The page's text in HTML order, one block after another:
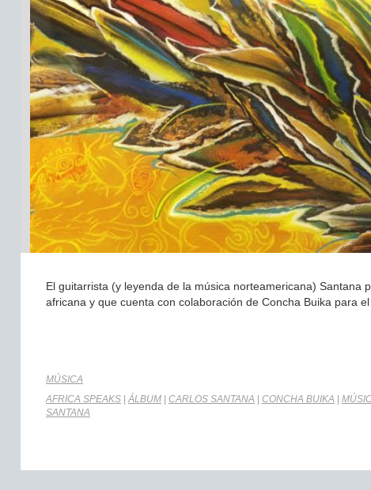
El guitarrista (y leyenda de la música norteamericana)
africana y que cuenta con colaboración de Concha Buika para el
MÚSICA
AFRICA SPEAKS
ÁLBUM CARLOS SANTANA CONCHA BUIKA
SANTANA